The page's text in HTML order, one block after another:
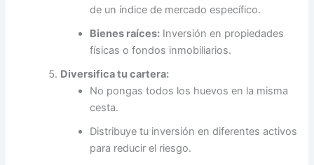
de un índice de mercado específico.
Bienes raíces: Inversión en propiedades
físicas o fondos inmobiliarios.
Diversifica tu cartera:
No pongas todos los huevos en la misma
cesta.
Distribuye tu inversión en diferentes activos
para reducir el riesgo.